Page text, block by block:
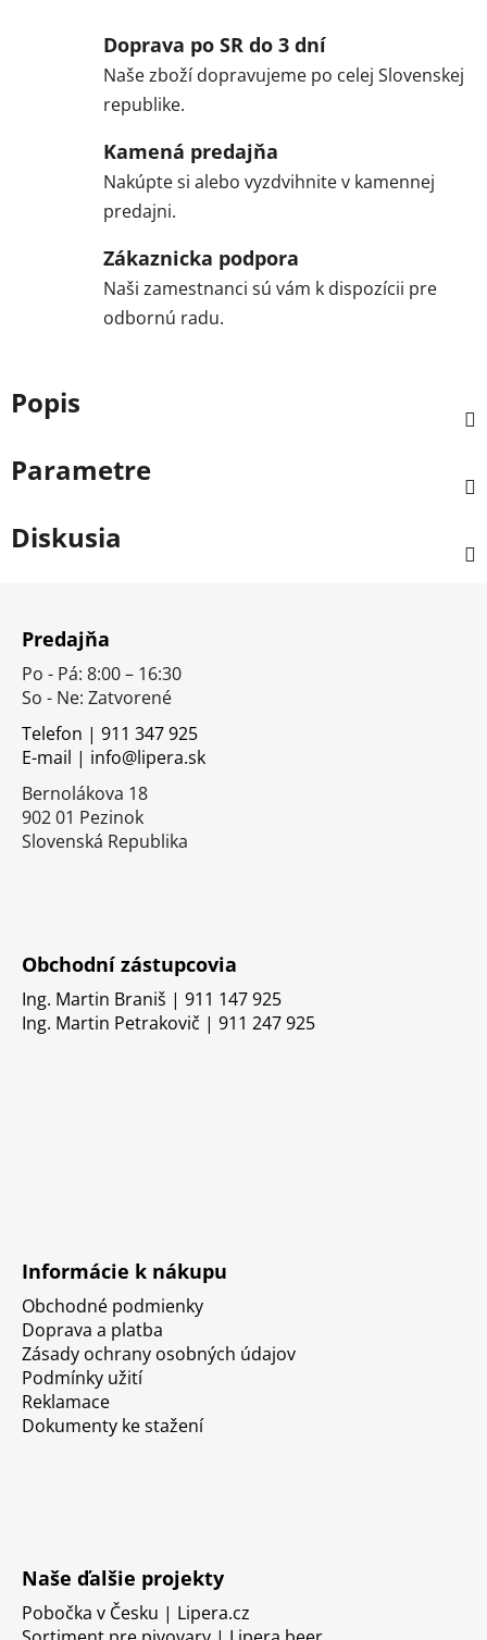
Doprava po SR do 3 dní
Naše zboží dopravujeme po celej Slovenskej
republike.
Kamená predajňa
Nakúpte si alebo vyzdvihnite v kamennej
predajni.
Zákaznicka podpora
Naši zamestnanci sú vám k dispozícii pre
odbornú radu.
Popis
Parametre
Diskusia
Predajňa
Po - Pá: 8:00 – 16:30
So - Ne: Zatvorené
Telefon | 911 347 925
E-mail | info@lipera.sk
Bernolákova 18
902 01 Pezinok
Slovenská Republika
Obchodní zástupcovia
Ing. Martin Braniš | 911 147 925
Ing. Martin Petrakovič | 911 247 925
Informácie k nákupu
Obchodné podmienky
Doprava a platba
Zásady ochrany osobných údajov
Podmínky užití
Reklamace
Dokumenty ke stažení
Naše ďalšie projekty
Pobočka v Česku | Lipera.cz